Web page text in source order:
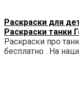
Раскраски для
Раскраски танки
Раскраски про
бесплатно . На